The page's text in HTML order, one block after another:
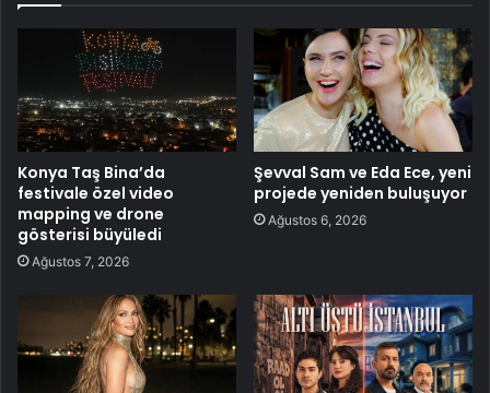
Konya Taş Bina’da
festivale özel video
mapping ve drone
gösterisi büyüledi
Ağustos 7, 2026
Şevval Sam ve Eda Ece, yeni
projede yeniden buluşuyor
Ağustos 6, 2026